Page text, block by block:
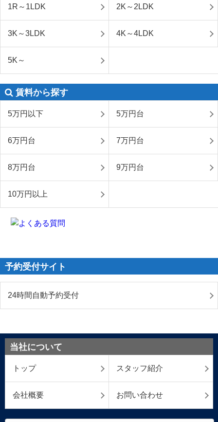
1R～1LDK 2K～2LDK
3K～3LDK 4K～4LDK
5K～
賃料から探す
5万円以下 5万円台
6万円台 7万円台
8万円台 9万円台
10万円以上
予約受付サイト
24時間自動予約受付
当社について
トップ スタッフ紹介
会社概要 お問い合わせ